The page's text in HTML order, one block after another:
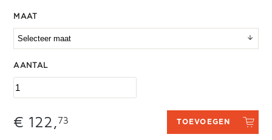
MAAT
AANTAL
€ 122,73 TOEVOEGEN